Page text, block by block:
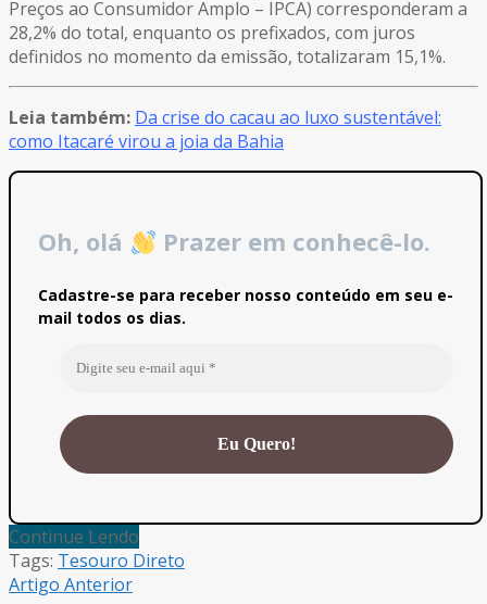
Preços ao Consumidor Amplo – IPCA) corresponderam a
28,2% do total, enquanto os prefixados, com juros
definidos no momento da emissão, totalizaram 15,1%.
Leia também: Da crise do cacau ao luxo sustentável:
como Itacaré virou a joia da Bahia
Oh, olá Prazer em conhecê-lo.
Cadastre-se para receber nosso conteúdo em seu e-
mail todos os dias.
Continue Lendo
Tags: Tesouro Direto
Artigo Anterior